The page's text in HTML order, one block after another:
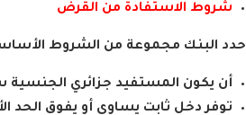
شروط الاستفادة من القرض
حدد البنك مجموعة من الشروط
أن يكون المستفيد جزائري الجنسية
توفر دخل ثابت يساوي أو يفوق الحد